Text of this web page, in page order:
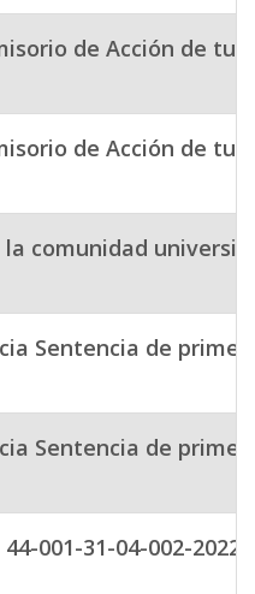
de Acción de
de Acción de tutela
la comunidad
Sentencia de
Sentencia de
001-31-04-002-